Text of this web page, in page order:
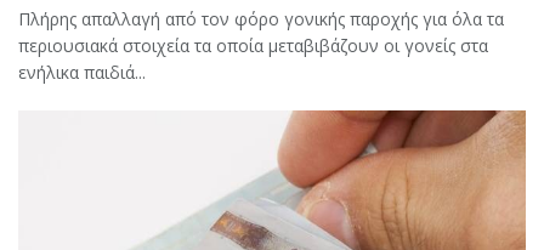
Πλήρης απαλλαγή από τον φόρο γονικής παροχής για όλα τα
περιουσιακά στοιχεία τα οποία μεταβιβάζουν οι γονείς στα
ενήλικα παιδιά...